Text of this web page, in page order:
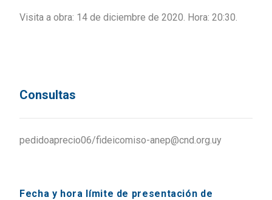
Fecha y hora límite de presentación de
Visita a obra: 14 de diciembre de 2020. Hora: 20:30.
Consultas
pedidoaprecio06/fideicomiso-anep@cnd.org.uy